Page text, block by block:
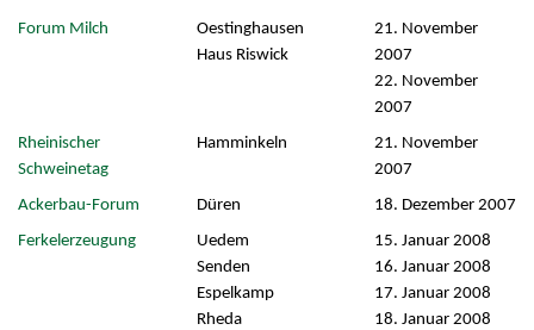
Forum Milch
Oestinghausen
Haus Riswick
21. November
2007
22. November
2007
Rheinischer
Schweinetag
Hamminkeln
21. November
2007
Ackerbau-Forum
Düren
18. Dezember 2007
Ferkelerzeugung
Uedem
Senden
Espelkamp
Rheda
15. Januar 2008
16. Januar 2008
17. Januar 2008
18. Januar 2008